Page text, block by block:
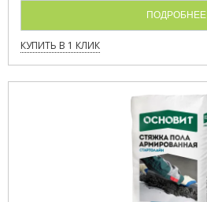
ПОДРОБНЕЕ
КУПИТЬ В 1 КЛИК